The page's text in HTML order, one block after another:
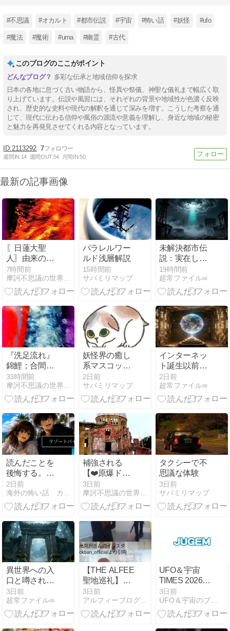
#不思議 #オカルト #都市伝説 #宇宙 #怖い話 #妖怪 #ufo
#魔法 #魔術 #uma #幽霊 #古代
このブログのここがポイント
多彩な伝承と地域信仰を探求
日本の各地に息づく古い物語から、怪異や祭儀、神聖な儀礼まで幅広く取
り上げています。伝説や風習には、それぞれの背景や地域性が色濃く反映
され、歴史的な史料や現代の解釈を通じて深みを増す。こうした考察を通
じて、現代に伝わる信仰や風俗の源流や意義を理解し、身近な地域の秘密
と魅力を再発見させてくれる内容となっています。
2113292 7
週間IN:14 週間OUT:54 月間IN:50
最新の記事画像
〖日蓮大聖
人〗由来の清
流に【龍神
様】出現
7時間前
パラレルワー
ルド浅層解説
15時間前
サバミリマップ
未解決都市伝
説：実在した
かもしれない
超常現象の真
相
19時間前
超常ファイル∞
『洗足流れ』
錦鯉；合間に
素敵な【精
霊】出現❣
33時間前
妖怪界の癒し
系マスコッ
ト！すねこす
りの正体を検
証
2日前
サバミリマップ
インターネッ
ト誕生以前か
ら存在した未
来予言
2日前
超常ファイル∞
読んだことを
後悔する。
2ch最恐の洒
落怖のリゾー
トバイトが語
由とは！？
2日前
補強される
【❤️原爆ドー
ム】光景
3日前
タクシーで不
思議な体験
3日前
サバミリマップ
異世界への入
口と噂される
場所の秘密
3日前
超常ファイル∞
【THE ALFEE
聖地巡礼】高
見沢さん大刀
洗平和記念館
で戦争の記憶
3日前
アルフィーブログ｜るい・ルイボスティー
UFO＆宇宙
TIMES 2026年
8月6日
3日前